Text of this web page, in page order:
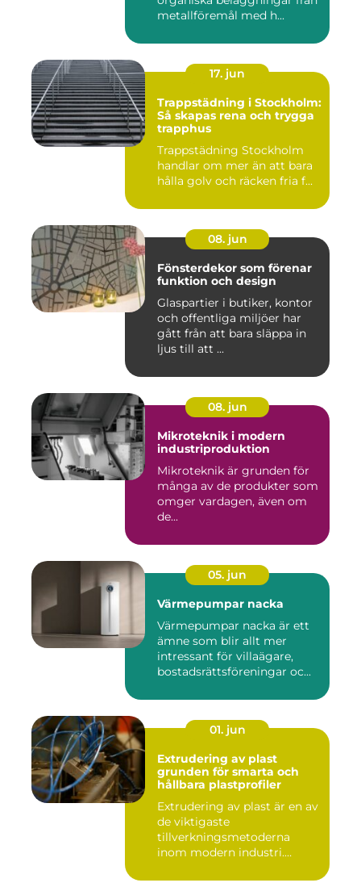
metallföremål med h...
17. jun
Trappstädning i Stockholm:
Så skapas rena och trygga
trapphus
Trappstädning Stockholm
handlar om mer än att bara
hålla golv och räcken fria f...
08. jun
Fönsterdekor som förenar
funktion och design
Glaspartier i butiker, kontor
och offentliga miljöer har
gått från att bara släppa in
ljus till att ...
08. jun
Mikroteknik i modern
industriproduktion
Mikroteknik är grunden för
många av de produkter som
omger vardagen, även om
de...
05. jun
Värmepumpar nacka
Värmepumpar nacka är ett
ämne som blir allt mer
intressant för villaägare,
bostadsrättsföreningar oc...
01. jun
Extrudering av plast
grunden för smarta och
hållbara plastprofiler
Extrudering av plast är en av
de viktigaste
tillverkningsmetoderna
inom modern industri.